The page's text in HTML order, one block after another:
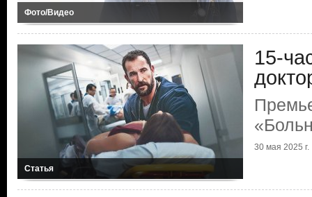
Фото/Видео
Статья
15-
30 мая 2025 г.